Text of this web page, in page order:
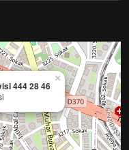
444 28 46
×